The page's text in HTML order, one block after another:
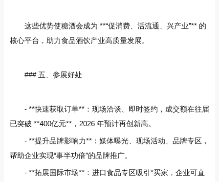
这些优势使糖酒会成为 **“促消费、活流通、兴产业”** 的
核心平台，助力食品酒饮产业高质量发展。
### 五、参展好处
- **快速获取订单**：现场洽谈、即时签约，成交额在往届
已突破 **400亿元**，2026 年预计再创新高。
- **提升品牌影响力**：媒体曝光、现场活动、品牌专区，
帮助企业实现“事半功倍”的品牌推广。
- **拓展国际市场**：进口食品专区吸引*买家，企业可直